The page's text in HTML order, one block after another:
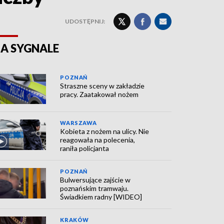
UDOSTĘPNIJ:
SYGNALE
POZNAŃ
Straszne sceny w zakładzie
pracy. Zaatakował nożem
WARSZAWA
Kobieta z nożem na ulicy. Nie
reagowała na polecenia,
raniła policjanta
POZNAŃ
Bulwersujące zajście w
poznańskim tramwaju.
Świadkiem radny [WIDEO]
KRAKÓW